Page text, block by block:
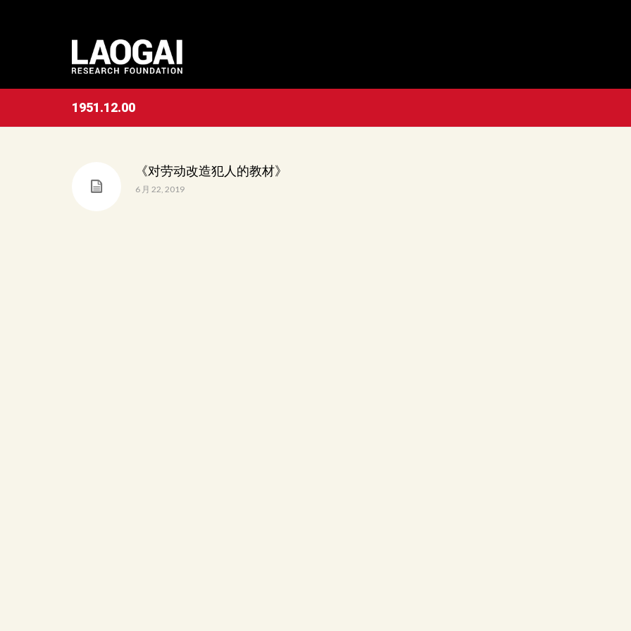
1951.12.00
《对劳动改造犯人的教材》
6 月 22, 2019